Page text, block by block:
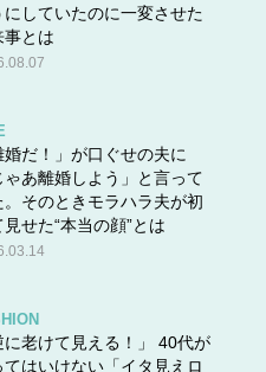
にしていたのに一変させた
事とは
婚だ！」が口ぐせの夫に
ゃあ離婚しよう」と言って
。そのときモラハラ夫が初
見せた“本当の顔”とは
に老けて見える！」 40代が
てはいけない「イタ見えロ